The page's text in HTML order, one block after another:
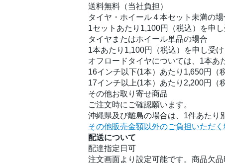
送料無料（当社負担）
タイヤ・ホイール４本セット未満の場
1セットあたり1,100円（税込）を申
タイヤまたはホイール単品の場合
1本あたり1,100円（税込）を申し受け
オフロードタイヤについては、1本あ
16インチ以下(1本）あたり1,650円（
17インチ以上(1本）あたり2,200円（
その他お取り寄せ商品
ご注文時にご確認願います。
沖縄県及び離島の場合は、1件あたり
その他販売金額以外のご負担いただ
配送について
配達指定日可
注文画面より設定可能です。商品欠